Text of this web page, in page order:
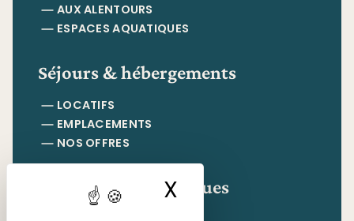
X Masquer le
AUX ALENTOURS
ESPACES AQUATIQUES
Séjours & hébergements
LOCATIFS
EMPLACEMENTS
NOS OFFRES
Informations pratiques